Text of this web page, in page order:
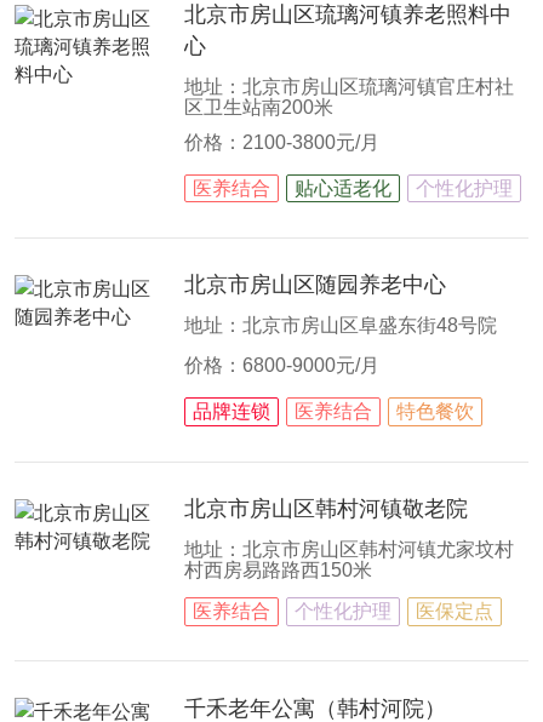
北京市房山区琉璃河镇养老照料中
心
地址：北京市房山区琉璃河镇官庄村社
区卫生站南200米
价格：2100-3800元/月
医养结合 贴心适老化 个性化护理
北京市房山区随园养老中心
地址：北京市房山区阜盛东街48号院
价格：6800-9000元/月
品牌连锁 医养结合 特色餐饮
北京市房山区韩村河镇敬老院
地址：北京市房山区韩村河镇尤家坟村
村西房易路路西150米
医养结合
个性化护理 医保定点
千禾老年公寓（韩村河院）